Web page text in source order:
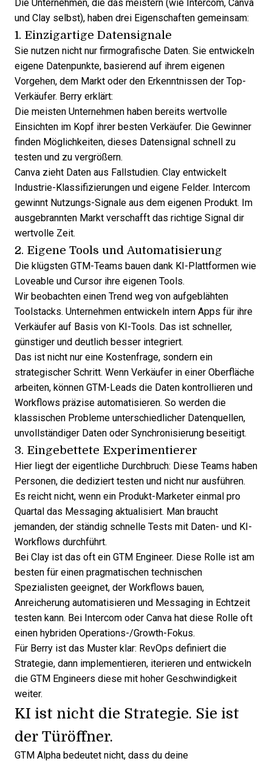
Die Unternehmen, die das meistern (wie Intercom, Canva
und Clay selbst), haben drei Eigenschaften gemeinsam:
1. Einzigartige Datensignale
Sie nutzen nicht nur firmografische Daten. Sie entwickeln
eigene Datenpunkte, basierend auf ihrem eigenen
Vorgehen, dem Markt oder den Erkenntnissen der Top-
Verkäufer. Berry erklärt:
Die meisten Unternehmen haben bereits wertvolle
Einsichten im Kopf ihrer besten Verkäufer. Die Gewinner
finden Möglichkeiten, dieses Datensignal schnell zu
testen und zu vergrößern.
Canva zieht Daten aus Fallstudien. Clay entwickelt
Industrie-Klassifizierungen und eigene Felder. Intercom
gewinnt Nutzungs-Signale aus dem eigenen Produkt. Im
ausgebrannten Markt verschafft das richtige Signal dir
wertvolle Zeit.
2. Eigene Tools und Automatisierung
Die klügsten GTM-Teams bauen dank KI-Plattformen wie
Loveable und Cursor ihre eigenen Tools.
Wir beobachten einen Trend weg von aufgeblähten
Toolstacks. Unternehmen entwickeln intern Apps für ihre
Verkäufer auf Basis von KI-Tools. Das ist schneller,
günstiger und deutlich besser integriert.
Das ist nicht nur eine Kostenfrage, sondern ein
strategischer Schritt. Wenn Verkäufer in einer Oberfläche
arbeiten, können GTM-Leads die Daten kontrollieren und
Workflows präzise automatisieren. So werden die
klassischen Probleme unterschiedlicher Datenquellen,
unvollständiger Daten oder Synchronisierung beseitigt.
3. Eingebettete Experimentierer
Hier liegt der eigentliche Durchbruch: Diese Teams haben
Personen, die dediziert testen und nicht nur ausführen.
Es reicht nicht, wenn ein Produkt-Marketer einmal pro
Quartal das Messaging aktualisiert. Man braucht
jemanden, der ständig schnelle Tests mit Daten- und KI-
Workflows durchführt.
Bei Clay ist das oft ein GTM Engineer. Diese Rolle ist am
besten für einen pragmatischen technischen
Spezialisten geeignet, der Workflows bauen,
Anreicherung automatisieren und Messaging in Echtzeit
testen kann. Bei Intercom oder Canva hat diese Rolle oft
einen hybriden Operations-/Growth-Fokus.
Für Berry ist das Muster klar: RevOps definiert die
Strategie, dann implementieren, iterieren und entwickeln
die GTM Engineers diese mit hoher Geschwindigkeit
weiter.
KI ist nicht die Strategie. Sie ist
der Türöffner.
GTM Alpha bedeutet nicht, dass du deine